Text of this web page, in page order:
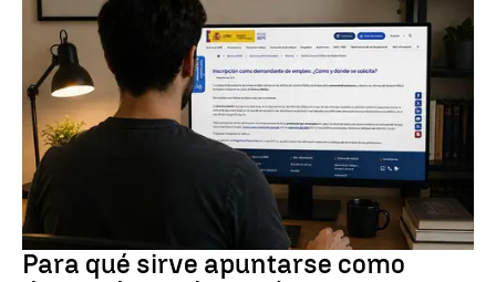
Empleo
Para qué sirve apuntarse como